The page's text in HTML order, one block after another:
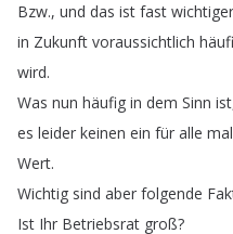
Bzw., und das ist fast wichtiger
in Zukunft voraussichtlich
wird.
Was nun häufig in dem Sinn ist
es leider keinen ein für alle mal
Wert.
Wichtig sind aber folgende
Ist Ihr Betriebsrat groß?